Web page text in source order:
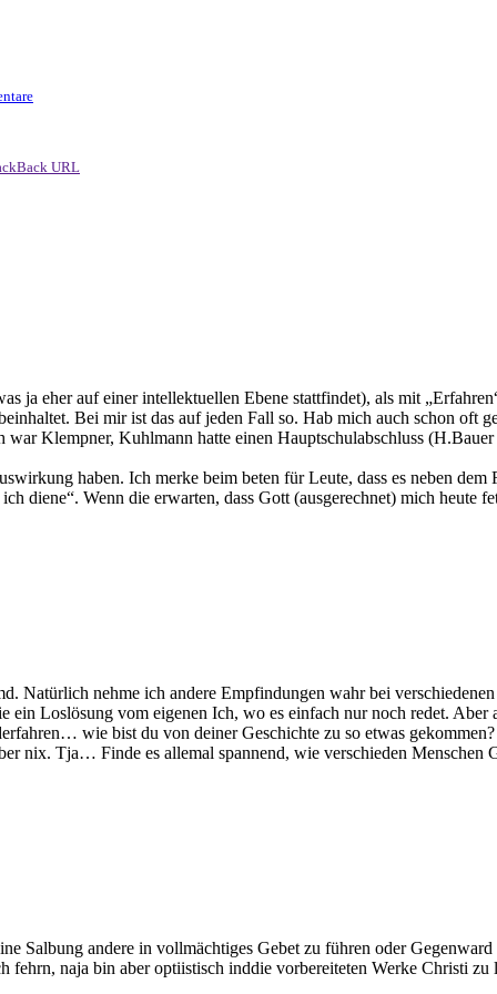
URL
ja eher auf einer intellektuellen Ebene stattfindet), als mit
Bei mir ist das auf jeden Fall so. Hab mich auch schon oft
Klempner, Kuhlmann hatte einen Hauptschulabschluss
haben. Ich merke beim beten für Leute, dass es neben
diene“. Wenn die erwarten, dass Gott (ausgerechnet) mich heute
Natürlich nehme ich andere Empfindungen wahr bei
ein Loslösung vom eigenen Ich, wo es einfach nur noch redet.
wie bist du von deiner Geschichte zu so etwas
nix. Tja… Finde es allemal spannend, wie verschieden Menschen
Salbung andere in vollmächtiges Gebet zu führen oder
fehrn, naja bin aber optiistisch inddie vorbereiteten Werke Christi